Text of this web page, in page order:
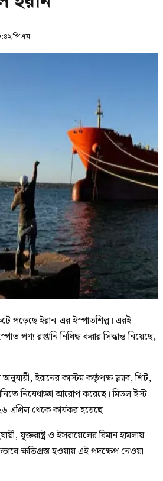
পিএম
পড়েছে ইরান-এর ইস্পাতশিল্প। এরই
পণ্য রপ্তানি নিষিদ্ধ করার সিদ্ধান্ত নিয়েছে,
ইরানের কাস্টম কর্তৃপক্ষ স্ল্যাব, শিট,
নিষেধাজ্ঞা আরোপ করেছে। মিডল ইস্ট
এপ্রিল থেকে কার্যকর হয়েছে।
যুক্তরাষ্ট্র ও ইসরায়েলের বিমান হামলায়
ক্ষতিগ্রস্ত হওয়ায় এই পদক্ষেপ নেওয়া